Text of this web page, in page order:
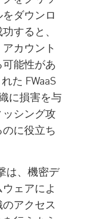
ダウンロ
すると、
カウント
能性があ
た FWaaS
に損害を与
シング攻
に役立ち
は、機密デ
ェアによ
アクセス